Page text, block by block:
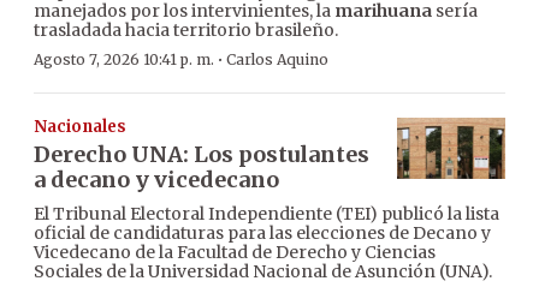
manejados por los intervinientes, la marihuana sería
trasladada hacia territorio brasileño.
Agosto 7, 2026 10:41 p. m. · Carlos Aquino
Nacionales
Derecho UNA: Los postulantes
a decano y vicedecano
El Tribunal Electoral Independiente (TEI) publicó la lista
oficial de candidaturas para las elecciones de Decano y
Vicedecano de la Facultad de Derecho y Ciencias
Sociales de la Universidad Nacional de Asunción (UNA).